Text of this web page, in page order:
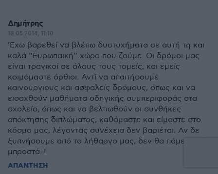
Δημήτρης
18.05.2014, 11:10
'Εχω βαρεθεί να βλέπω δυστυχήματα σε αυτή τη και
καλά ''Ευρωπαική'' χώρα που ζούμε. Οι δρόμοι μας
είναι τραγικοί σε όλους τους τομείς, και εμείς
κοιμόμαστε όρθιοι. Αντί να απαιτήσουμε
καινούργιους και ασφαλείς δρόμους, όπως και να
εισαχθούν μαθήματα οδηγικής συμπεριφοράς στα
σχολείο, όπως και να βελτιωθούν οι συνθήκες
απόκτησης διπλώματος, καθόμαστε και είμαστε στο
κόσμο μας, λέγοντας συνέχεια δεν βαριέται. Αν δε
ξυπνήσουμε από το λήθαργο μας, δεν θα πάμε ποτέ
μπροστά..!
ΑΠΑΝΤΗΣΗ